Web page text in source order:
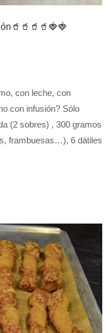
con leche, con
con infusión? Sólo
(2 sobres) , 300 gramos
frambuesas…), 6 dátiles